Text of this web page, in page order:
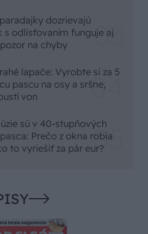
dozrievajú
s odlisťovaním funguje aj
na chyby
lapače: Vyrobte si za 5
pascu na osy a sršne,
von
sú v 40-stupňových
Prečo z okna robia
to vyriešiť za pár eur?